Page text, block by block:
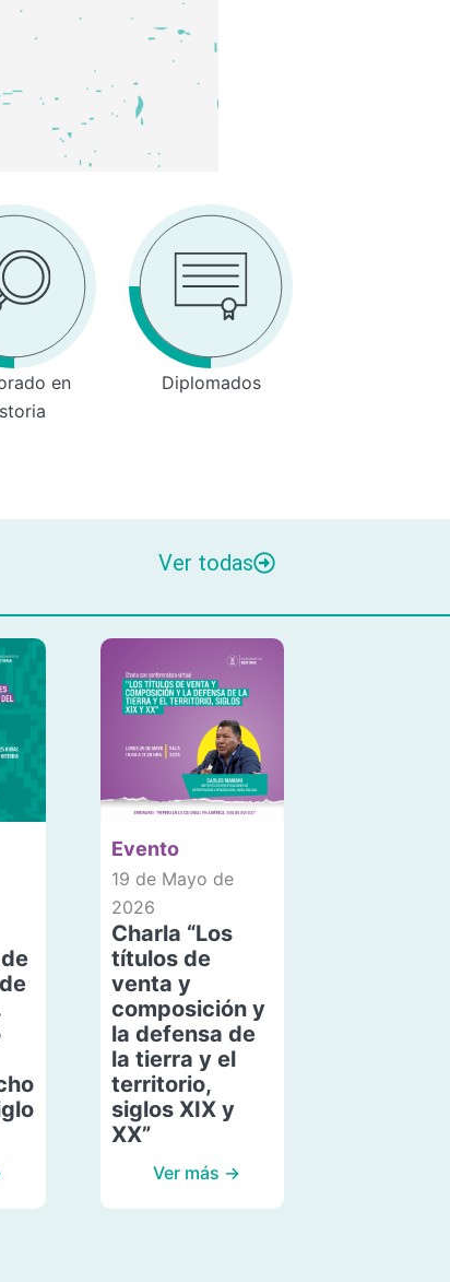
en
Diplomados
Ver todas
Evento
19 de Mayo de
2026
Charla “Los
títulos de
venta y
composición y
la defensa de
la tierra y el
territorio,
siglos XIX y
XX”
Ver más →